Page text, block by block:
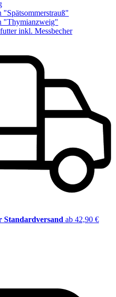
"Spätsommerstrauß"
"Thymianzweig"
inkl. Messbecher
Standardversand ab 42,90 €